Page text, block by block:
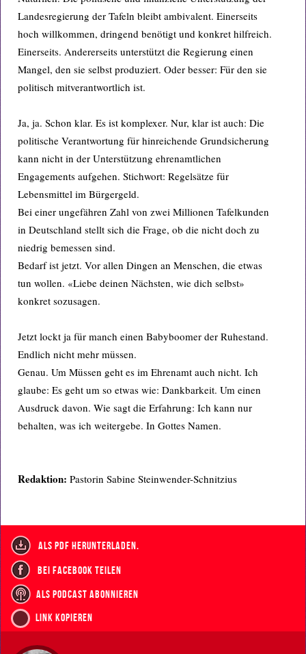
Landesregierung der Tafeln bleibt ambivalent. Einerseits
hoch willkommen, dringend benötigt und konkret hilfreich.
Einerseits. Andererseits unterstützt die Regierung einen
Mangel, den sie selbst produziert. Oder besser: Für den sie
politisch mitverantwortlich ist.
Ja, ja. Schon klar. Es ist komplexer. Nur, klar ist auch: Die
politische Verantwortung für hinreichende Grundsicherung
kann nicht in der Unterstützung ehrenamtlichen
Engagements aufgehen. Stichwort: Regelsätze für
Lebensmittel im Bürgergeld.
Bei einer ungefähren Zahl von zwei Millionen Tafelkunden
in Deutschland stellt sich die Frage, ob die nicht doch zu
niedrig bemessen sind.
Bedarf ist jetzt. Vor allen Dingen an Menschen, die etwas
tun wollen. «Liebe deinen Nächsten, wie dich selbst»
konkret sozusagen.
Jetzt lockt ja für manch einen Babyboomer der Ruhestand.
Endlich nicht mehr müssen.
Genau. Um Müssen geht es im Ehrenamt auch nicht. Ich
glaube: Es geht um so etwas wie: Dankbarkeit. Um einen
Ausdruck davon. Wie sagt die Erfahrung: Ich kann nur
behalten, was ich weitergebe. In Gottes Namen.
Redaktion: Pastorin Sabine Steinwender-Schnitzius
als PDF herunterladen.
bei Facebook teilen
als Podcast abonnieren
Link kopieren